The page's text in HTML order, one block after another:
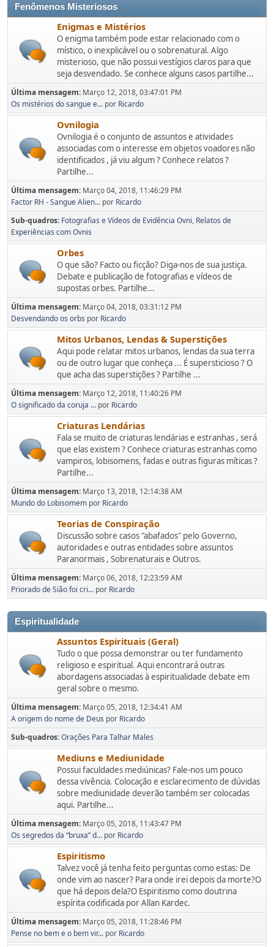
Fenômenos Misteriosos
Enigmas e Mistérios
O enigma também pode estar relacionado com o
místico, o inexplicável ou o sobrenatural. Algo
misterioso, que não possui vestígios claros para que
seja desvendado. Se conhece alguns casos partilhe...
Última mensagem: Março 12, 2018, 03:47:01 PM
Os mistérios do sangue e... por Ricardo
Ovnilogia
Ovnilogia é o conjunto de assuntos e atividades
associadas com o interesse em objetos voadores não
identificados , já viu algum ? Conhece relatos ?
Partilhe...
Última mensagem: Março 04, 2018, 11:46:29 PM
Factor RH - Sangue Alien... por Ricardo
Sub-quadros Fotografias e Vídeos de Evidência Ovni Relatos de
Experiências com Ovnis
Orbes
O que são? Facto ou ficção? Diga-nos de sua justiça.
Debate e publicação de fotografias e vídeos de
supostas orbes. Partilhe...
Última mensagem: Março 04, 2018, 03:31:12 PM
Desvendando os orbs por Ricardo
Mitos Urbanos, Lendas & Superstições
Aqui pode relatar mitos urbanos, lendas da sua terra
ou de outro lugar que conheça ... É supersticioso ? O
que acha das superstições ? Partilhe ...
Última mensagem: Março 12, 2018, 11:40:26 PM
O significado da coruja ... por Ricardo
Criaturas Lendárias
Fala se muito de criaturas lendárias e estranhas , será
que elas existem ? Conhece criaturas estranhas como
vampiros, lobisomens, fadas e outras figuras míticas ?
Partilhe...
Última mensagem: Março 13, 2018, 12:14:38 AM
Mundo do Lobisomem por Ricardo
Teorias de Conspiração
Discussão sobre casos "abafados" pelo Governo,
autoridades e outras entidades sobre assuntos
Paranormais , Sobrenaturais e Outros.
Última mensagem: Março 06, 2018, 12:23:59 AM
Priorado de Sião foi cri... por Ricardo
Espiritualidade
Assuntos Espirituais (Geral)
Tudo o que possa demonstrar ou ter fundamento
religioso e espiritual. Aqui encontrará outras
abordagens associadas à espiritualidade debate em
geral sobre o mesmo.
Última mensagem: Março 05, 2018, 12:34:41 AM
A origem do nome de Deus por Ricardo
Sub-quadros Orações Para Talhar Males
Mediuns e Mediunidade
Possui faculdades mediúnicas? Fale-nos um pouco
dessa vivência. Colocação e esclarecimento de dúvidas
sobre mediunidade deverão também ser colocadas
aqui. Partilhe...
Última mensagem: Março 05, 2018, 11:43:47 PM
Os segredos da “bruxa” d... por Ricardo
Espiritismo
Talvez você já tenha feito perguntas como estas: De
onde vim ao nascer? Para onde irei depois da morte?O
que há depois dela?O Espiritismo como doutrina
espírita codificada por Allan Kardec.
Última mensagem: Março 05, 2018, 11:28:46 PM
Pense no bem e o bem vir... por Ricardo